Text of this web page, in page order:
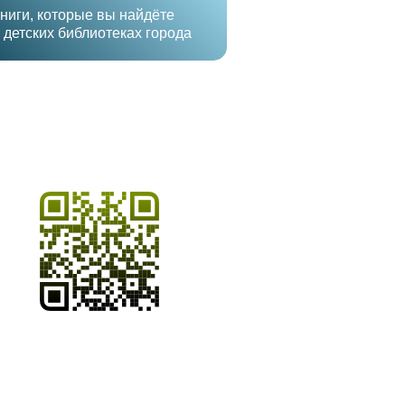
которые вы найдёте
детских библиотеках города